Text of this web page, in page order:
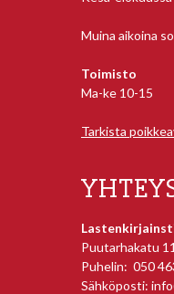
Muina aikoina
Toimisto
Ma-ke 10-15
Tarkista
Puutarhakatu
Puhelin: 050
Sähköposti: